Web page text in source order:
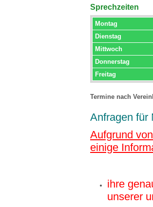
Sprechzeiten
Montag
Dienstag
Mittwoch
Donnerstag
Freitag
Termine nach
Anfragen für
Aufgrund
einige
ihre
unserer